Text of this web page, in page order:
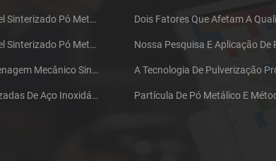
Aço Inoxidável Sinterizado Pó Metalurgia Metal Gears
Aço Inoxidável Sinterizado Pó Metalurgia Metal Gears
Anel De Engrenagem Mecânico Sinterizado De Aço Inoxidável Da Metalurgia Do Pó
Peças Sinterizadas De Aço Inoxidável Da Metalurgia Do Pó Da Engrenagem Do Ferro